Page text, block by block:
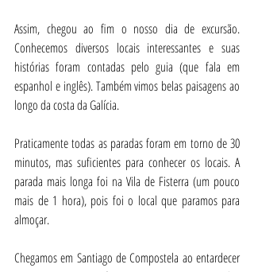
Assim, chegou ao fim o nosso dia de excursão.
Conhecemos diversos locais interessantes e suas
histórias foram contadas pelo guia (que fala em
espanhol e inglês). Também vimos belas paisagens ao
longo da costa da Galícia.
Praticamente todas as paradas foram em torno de 30
minutos, mas suficientes para conhecer os locais. A
parada mais longa foi na Vila de Fisterra (um pouco
mais de 1 hora), pois foi o local que paramos para
almoçar.
Chegamos em Santiago de Compostela ao entardecer